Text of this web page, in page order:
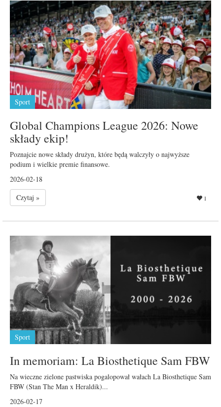
Sport
Global Champions League 2026: Nowe
składy ekip!
Poznajcie nowe składy drużyn, które będą walczyły o najwyższe
podium i wielkie premie finansowe.
2026-02-18
Czytaj »
1
Sport
In memoriam: La Biosthetique Sam FBW
Na wieczne zielone pastwiska pogalopował wałach La Biosthetique Sam
FBW (Stan The Man x Heraldik)...
2026-02-17